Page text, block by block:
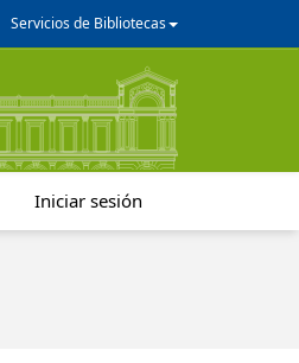
Servicios de Bibliotecas
Iniciar sesión